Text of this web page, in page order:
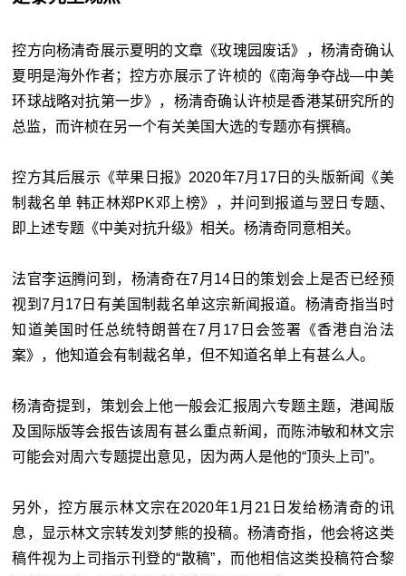
控方向杨清奇展示夏明的文章《玫瑰园废话》，杨清奇确认
夏明是海外作者；控方亦展示了许桢的《南海争夺战—中美
环球战略对抗第一步》，杨清奇确认许桢是香港某研究所的
总监，而许桢在另一个有关美国大选的专题亦有撰稿。
控方其后展示《苹果日报》2020年7月17日的头版新闻《美
制裁名单 韩正林郑PK邓上榜》，并问到报道与翌日专题、
即上述专题《中美对抗升级》相关。杨清奇同意相关。
法官李运腾问到，杨清奇在7月14日的策划会上是否已经预
视到7月17日有美国制裁名单这宗新闻报道。杨清奇指当时
知道美国时任总统特朗普在7月17日会签署《香港自治法
案》，他知道会有制裁名单，但不知道名单上有甚么人。
杨清奇提到，策划会上他一般会汇报周六专题主题，港闻版
及国际版等会报告该周有甚么重点新闻，而陈沛敏和林文宗
可能会对周六专题提出意见，因为两人是他的“顶头上司”。
另外，控方展示林文宗在2020年1月21日发给杨清奇的讯
息，显示林文宗转发刘梦熊的投稿。杨清奇指，他会将这类
稿件视为上司指示刊登的“散稿”，而他相信这类投稿符合黎